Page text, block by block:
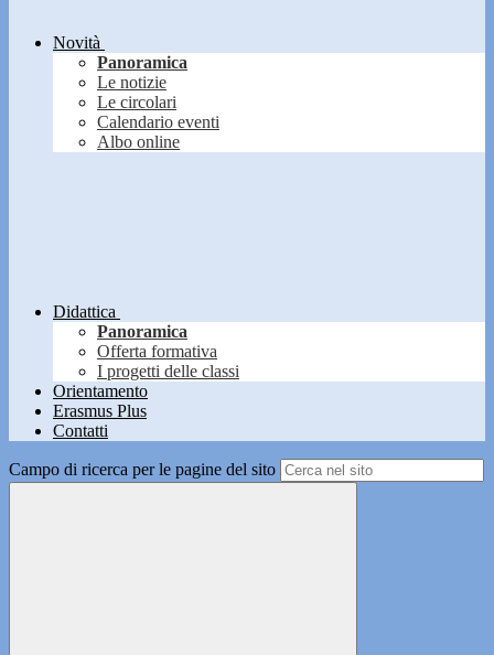
Novità
Panoramica
Le notizie
Le circolari
Calendario eventi
Albo online
Didattica
Panoramica
Offerta formativa
I progetti delle classi
Orientamento
Erasmus Plus
Contatti
Campo di ricerca per le pagine del sito